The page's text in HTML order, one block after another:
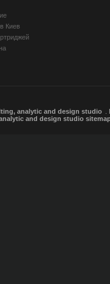
Киев
analytic and design studio
and design studio